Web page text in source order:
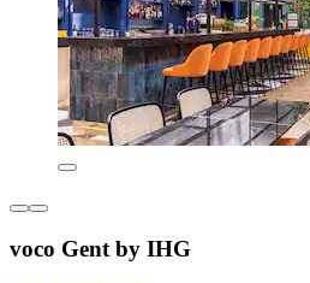
voco Gent by IHG